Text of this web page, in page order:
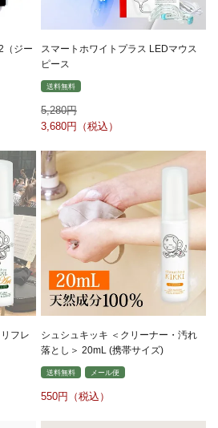
（ジー
スマートホワイトプラス LEDマウス
ピース
送料無料
5,280
3,680
フレ
シュシュキッキ ＜クリーナー・汚れ
落とし＞ 20mL (携帯サイズ)
送料無料 メール便
550